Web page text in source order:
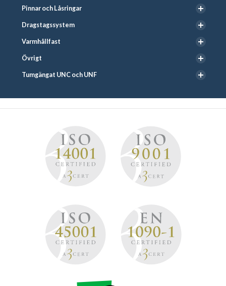
Pinnar och Låsringar
Dragstagssystem
Varmhållfast
Övrigt
Tumgängat UNC och UNF